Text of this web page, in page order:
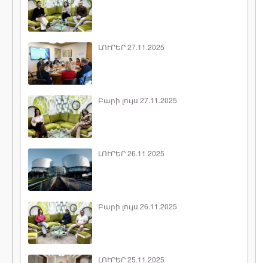
ԼՈՒՐԵՐ 27.11.2025
Բարի լույս 27.11.2025
ԼՈՒՐԵՐ 26.11.2025
Բարի լույս 26.11.2025
ԼՈՒՐԵՐ 25.11.2025